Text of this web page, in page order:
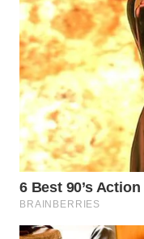
WN
DEPOK
WN
TAPANULI
UTARA
WN
SAMOSIR
WN